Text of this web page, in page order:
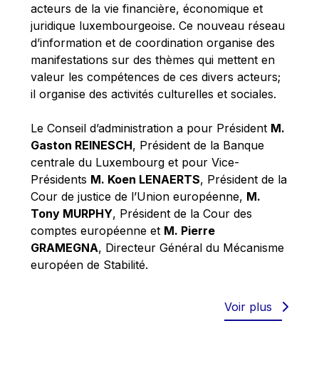
Mireille Delmas-Marty
Nobuo Tanaka
Otmar Issing
Paolo Mengozzi
Paschal Donohoe
Pat Cox
Patrizia Nanz
Philippe Maystadt
Pierre Gramegna
Richard Pelly
Robert Goebbels
Robert REYNDERS
acteurs de la vie financière, économique et
juridique luxembourgeoise. Ce nouveau réseau
d’information et de coordination organise des
manifestations sur des thèmes qui mettent en
valeur les compétences de ces divers acteurs;
il organise des activités culturelles et sociales.
Le Conseil d’administration a pour Président M.
Gaston REINESCH, Président de la Banque
centrale du Luxembourg et pour Vice-
Présidents M. Koen LENAERTS, Président de la
Cour de justice de l’Union européenne, M.
Tony MURPHY, Président de la Cour des
comptes européenne et M. Pierre
GRAMEGNA, Directeur Général du Mécanisme
européen de Stabilité.
Voir plus